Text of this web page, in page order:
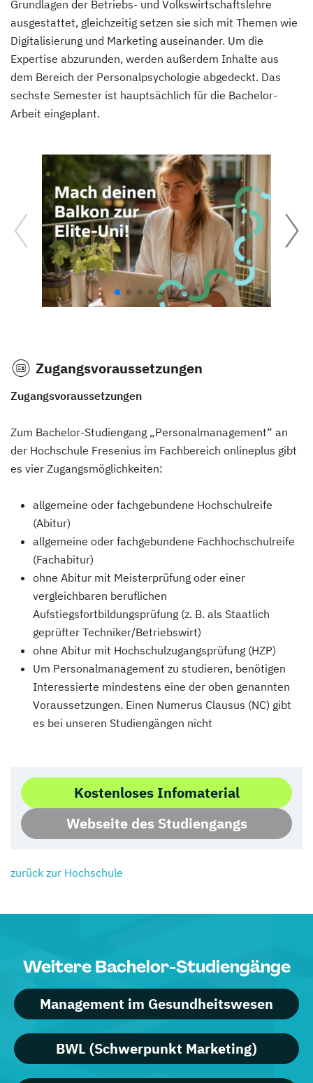
Grundlagen der Betriebs- und Volkswirtschaftslehre
ausgestattet, gleichzeitig setzen sie sich mit Themen wie
Digitalisierung und Marketing auseinander. Um die
Expertise abzurunden, werden außerdem Inhalte aus
dem Bereich der Personalpsychologie abgedeckt. Das
sechste Semester ist hauptsächlich für die Bachelor-
Arbeit eingeplant.
Zugangsvoraussetzungen
Zugangsvoraussetzungen
Zum Bachelor-Studiengang „Personalmanagement“ an
der Hochschule Fresenius im Fachbereich onlineplus gibt
es vier Zugangsmöglichkeiten:
allgemeine oder fachgebundene Hochschulreife
(Abitur)
allgemeine oder fachgebundene Fachhochschulreife
(Fachabitur)
ohne Abitur mit Meisterprüfung oder einer
vergleichbaren beruflichen
Aufstiegsfortbildungsprüfung (z. B. als Staatlich
geprüfter Techniker/Betriebswirt)
ohne Abitur mit Hochschulzugangsprüfung (HZP)
Um Personalmanagement zu studieren, benötigen
Interessierte mindestens eine der oben genannten
Voraussetzungen. Einen Numerus Clausus (NC) gibt
es bei unseren Studiengängen nicht
Kostenloses Infomaterial
Webseite des Studiengangs
zurück zur Hochschule
Weitere Bachelor-Studiengänge
Management im Gesundheitswesen
BWL (Schwerpunkt Marketing)